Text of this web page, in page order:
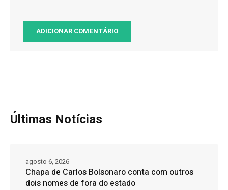
Últimas Notícias
Chapa de Carlos Bolsonaro conta com outros
dois nomes de fora do estado
agosto 6, 2026